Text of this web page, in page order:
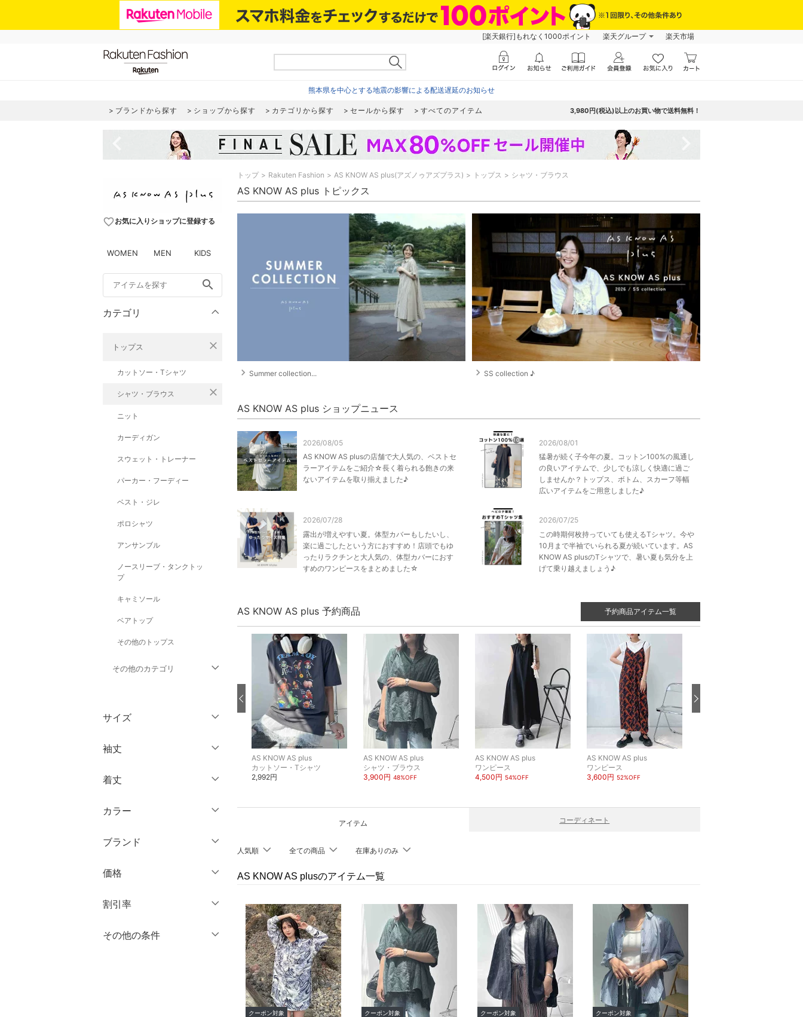
[楽天銀行]もれなく1000ポイント 楽天グループ 楽天市場
熊本県を中心とする地震の影響による配送遅延のお知らせ
ブランドから探す ショップから探す カテゴリから探す セールから探す すべてのアイテム 3,980円(税込)以上のお買い物で送料無料！
favorite_borderお気に入りショップに登録する
WOMEN MEN KIDS
search
カテゴリ
トップス close
カットソー・Tシャツ
シャツ・ブラウス close
ニット
カーディガン
スウェット・トレーナー
パーカー・フーディー
ベスト・ジレ
ポロシャツ
アンサンブル
ノースリーブ・タンクトッ
プ
キャミソール
ベアトップ
その他のトップス
その他のカテゴリ
パンツ
ワンピース・ドレス
スカート
オールインワン・オーバ
バッグ
シューズ・靴
インナー・ルームウェア
靴下・レッグウェア
サイズ
ウェア（S/M/L）
M
XL
袖丈
ノースリーブ
半袖
長袖
着丈
ショート丈
ミドル丈
カラー
クリア
ブランド
価格
絞り込み
割引率
％OFF～ ％OFF
その他の条件
トップ Rakuten Fashion AS KNOW AS plus(アズノゥアズプラス) トップス シャツ・ブラウス
AS KNOW AS plus トピックス
navigate_next Summer collection... navigate_next SS collection ♪
AS KNOW AS plus ショップニュース
2026/08/05
AS KNOW AS plusの店舗で大人気の、ベストセ
ラーアイテムをご紹介☆長く着られる飽きの来
ないアイテムを取り揃えました♪
2026/08/01
猛暑が続く子今年の夏。コットン100%の風通し
の良いアイテムで、少しでも涼しく快適に過ご
しませんか？トップス、ボトム、スカーフ等幅
広いアイテムをご用意しました♪
2026/07/28
露出が増えやすい夏。体型カバーもしたいし、
楽に過ごしたという方におすすめ！店頭でもゆ
ったりラクチンと大人気の、体型カバーにおす
すめのワンピースをまとめました☆
2026/07/25
この時期何枚持っていても使えるTシャツ。今や
10月まで半袖でいられる夏が続いています。AS
KNOW AS plusのTシャツで、暑い夏も気分を上
げて乗り越えましょう♪
AS KNOW AS plus 予約商品 予約商品アイテム一覧
AS KNOW AS plus
カットソー・Tシャツ
2,992円
AS KNOW AS plus
シャツ・ブラウス
3,900円 48%OFF
AS KNOW AS plus
ワンピース
4,500円 54%OFF
AS KNOW AS plus
ワンピース
3,600円 52%OFF
アイテム コーディネート
人気順 全ての商品 在庫ありのみ
AS KNOW AS plusのアイテム一覧
クーポン対象 クーポン対象 クーポン対象 クーポン対象